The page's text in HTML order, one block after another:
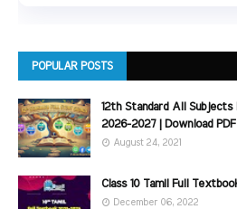
POPULAR POSTS
12th Standard All Subjects
2026-2027 | Download PDF
August 24, 2021
Class 10 Tamil Full
December 06, 2022